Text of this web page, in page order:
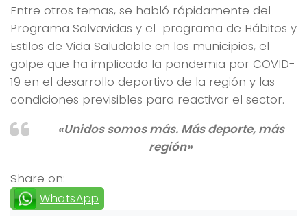
Entre otros temas, se habló rápidamente del
Programa Salvavidas y el programa de Hábitos y
Estilos de Vida Saludable en los municipios, el
golpe que ha implicado la pandemia por COVID-
19 en el desarrollo deportivo de la región y las
condiciones previsibles para reactivar el sector.
«Unidos somos más. Más deporte, más
región»
Share on:
WhatsApp